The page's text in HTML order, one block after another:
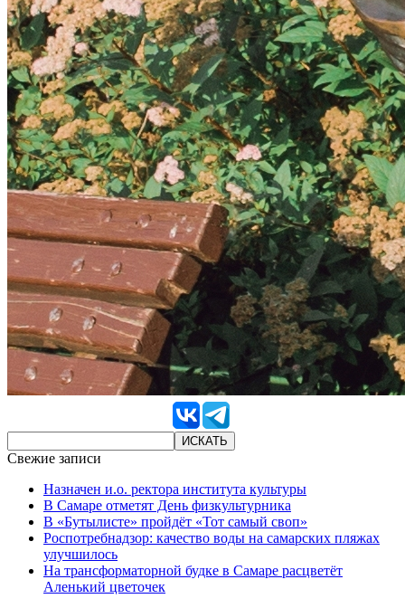
Свежие записи
Назначен и.о. ректора института культуры
В Самаре отметят День физкультурника
В «Бутылисте» пройдёт «Тот самый своп»
Роспотребнадзор: качество воды на самарских пляжах
улучшилось
На трансформаторной будке в Самаре расцветёт
Аленький цветочек